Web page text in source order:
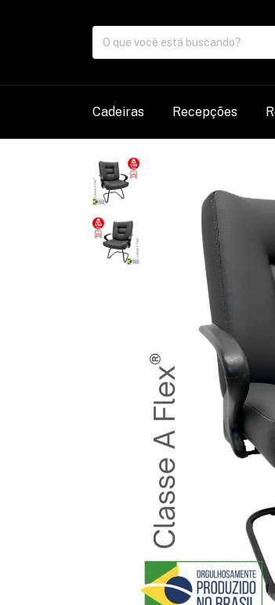
Cadeiras Recepções